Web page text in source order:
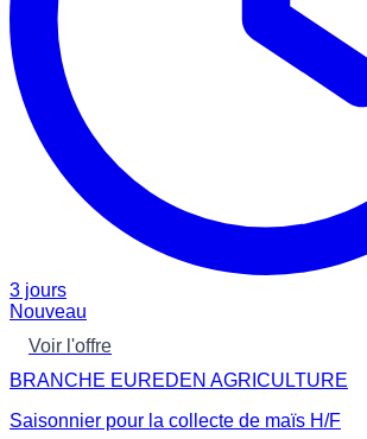
3 jours
Nouveau
Voir l'offre
BRANCHE EUREDEN AGRICULTURE
Saisonnier pour la collecte de maïs H/F